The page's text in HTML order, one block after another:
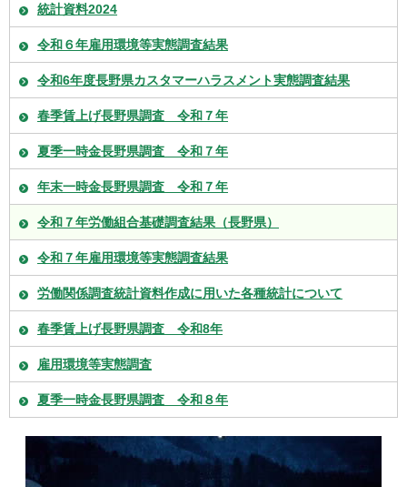
統計資料2024
令和６年雇用環境等実態調査結果
令和6年度長野県カスタマーハラスメント実態調査結果
春季賃上げ長野県調査 令和７年
夏季一時金長野県調査 令和７年
年末一時金長野県調査 令和７年
令和７年労働組合基礎調査結果（長野県）
令和７年雇用環境等実態調査結果
労働関係調査統計資料作成に用いた各種統計について
春季賃上げ長野県調査 令和8年
雇用環境等実態調査
夏季一時金長野県調査 令和８年